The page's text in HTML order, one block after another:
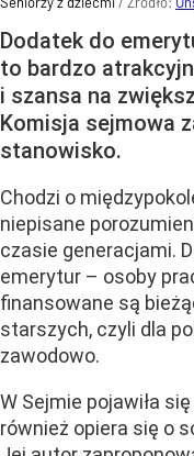
Dodatek do
to bardzo
i szansa na
Komisja sejmowa
stanowisko.
Chodzi o
niepisane
czasie generacjami.
emerytur – osoby
finansowane są
starszych, czyli dla
zawodowo.
W Sejmie pojawiła
również opiera się o